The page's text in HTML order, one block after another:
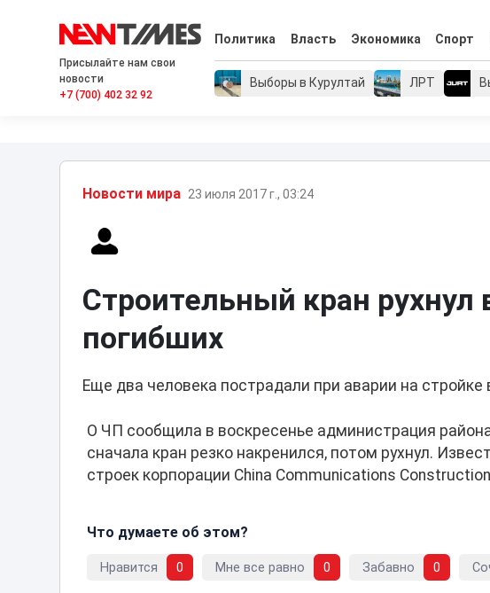
Присылайте нам свои
новости
+7 (700) 402 32 92
Политика Власть Экономика Спорт
Выборы в Курултай ЛРТ
Новости мира 23 июля 2017 г., 03:24
Строительный кран рухнул
погибших
Еще два человека пострадали при аварии на
О ЧП сообщила в воскресенье администрация
сначала кран резко накренился, потом рухнул.
строек корпорации China Communications
Что думаете об этом?
Нравится 0 Мне все равно 0 Забавно 0